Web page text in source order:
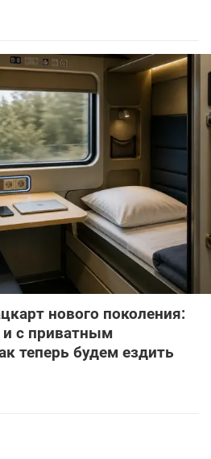
нового поколения:
и с приватным
теперь будем ездить